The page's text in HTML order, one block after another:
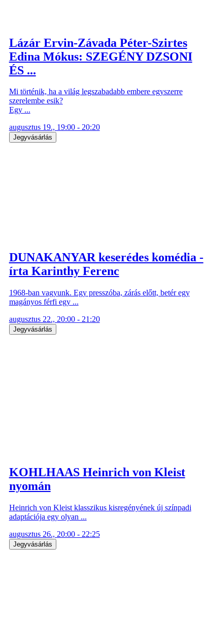
Lázár Ervin-Závada Péter-Szirtes
Edina Mókus: SZEGÉNY DZSONI
ÉS ...
Mi történik, ha a világ legszabadabb embere egyszerre
szerelembe esik?
Egy ...
augusztus 19., 19:00 - 20:20
Jegyvásárlás
DUNAKANYAR keserédes komédia -
írta Karinthy Ferenc
1968-ban vagyunk. Egy presszóba, zárás előtt, betér egy
magányos férfi egy ...
augusztus 22., 20:00 - 21:20
Jegyvásárlás
KOHLHAAS Heinrich von Kleist
nyomán
Heinrich von Kleist klasszikus kisregényének új színpadi
adaptációja egy olyan ...
augusztus 26., 20:00 - 22:25
Jegyvásárlás